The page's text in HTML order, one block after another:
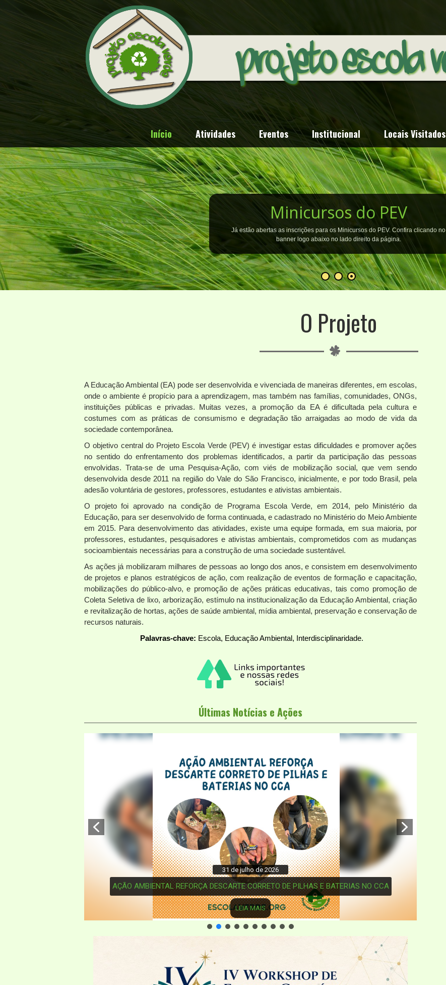
Bem-vindo a página do Projeto
Escola Verde
atividades mais recentes.
Início Atividades Eventos Institucional Locais Visitados
O Projeto
A Educação Ambiental (EA) pode ser desenvolvida e vivenciada de maneiras diferentes, em escolas,
onde o ambiente é propício para a aprendizagem, mas também nas famílias, comunidades, ONGs,
instituições públicas e privadas. Muitas vezes, a promoção da EA é dificultada pela cultura e
costumes com as práticas de consumismo e degradação tão arraigadas ao modo de vida da
sociedade contemporânea.
O objetivo central do Projeto Escola Verde (PEV) é investigar estas dificuldades e promover ações
no sentido do enfrentamento dos problemas identificados, a partir da participação das pessoas
envolvidas. Trata-se de uma Pesquisa-Ação, com viés de mobilização social, que vem sendo
desenvolvida desde 2011 na região do Vale do São Francisco, inicialmente, e por todo Brasil, pela
adesão voluntária de gestores, professores, estudantes e ativistas ambientais.
O projeto foi aprovado na condição de Programa Escola Verde, em 2014, pelo Ministério da
Educação, para ser desenvolvido de forma continuada, e cadastrado no Ministério do Meio Ambiente
em 2015. Para desenvolvimento das atividades, existe uma equipe formada, em sua maioria, por
professores, estudantes, pesquisadores e ativistas ambientais, comprometidos com as mudanças
socioambientais necessárias para a construção de uma sociedade sustentável.
As ações já mobilizaram milhares de pessoas ao longo dos anos, e consistem em desenvolvimento
de projetos e planos estratégicos de ação, com realização de eventos de formação e capacitação,
mobilizações do público-alvo, e promoção de ações práticas educativas, tais como promoção de
Coleta Seletiva de lixo, arborização, estímulo na institucionalização da Educação Ambiental, criação
e revitalização de hortas, ações de saúde ambiental, mídia ambiental, preservação e conservação de
recursos naturais.
Palavras-chave: Escola, Educação Ambiental, Interdisciplinaridade.
Últimas Notícias e Ações
31 de julho de 2026
AÇÃO AMBIENTAL REFORÇA DESCARTE CORRETO DE PILHAS E BATERIAS NO CCA
LEIA MAIS